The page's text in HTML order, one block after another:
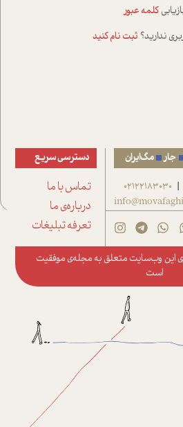
کلمه عبور
ندارید؟ ثبت نام کنید
جار مگ‌ایران
|
02122183030
دسترسی سریع
تماس با ما
درباره‌ی ما
تعرفه تبلیغات
این وب‌سایت متعلق به مجله‌ی موفقیت
است